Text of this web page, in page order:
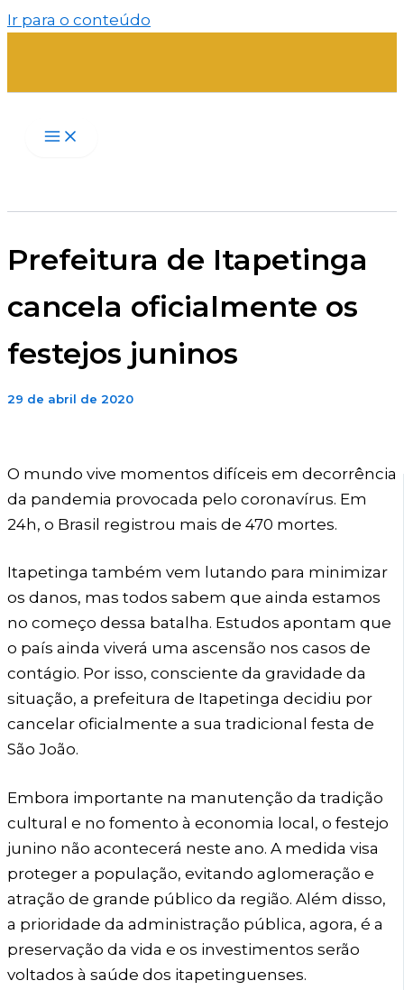
Ir para o conteúdo
Prefeitura de Itapetinga
cancela oficialmente os
festejos juninos
29 de abril de 2020
O mundo vive momentos difíceis em decorrência
da pandemia provocada pelo coronavírus. Em
24h, o Brasil registrou mais de 470 mortes.
Itapetinga também vem lutando para minimizar
os danos, mas todos sabem que ainda estamos
no começo dessa batalha. Estudos apontam que
o país ainda viverá uma ascensão nos casos de
contágio. Por isso, consciente da gravidade da
situação, a prefeitura de Itapetinga decidiu por
cancelar oficialmente a sua tradicional festa de
São João.
Embora importante na manutenção da tradição
cultural e no fomento à economia local, o festejo
junino não acontecerá neste ano. A medida visa
proteger a população, evitando aglomeração e
atração de grande público da região. Além disso,
a prioridade da administração pública, agora, é a
preservação da vida e os investimentos serão
voltados à saúde dos itapetinguenses.